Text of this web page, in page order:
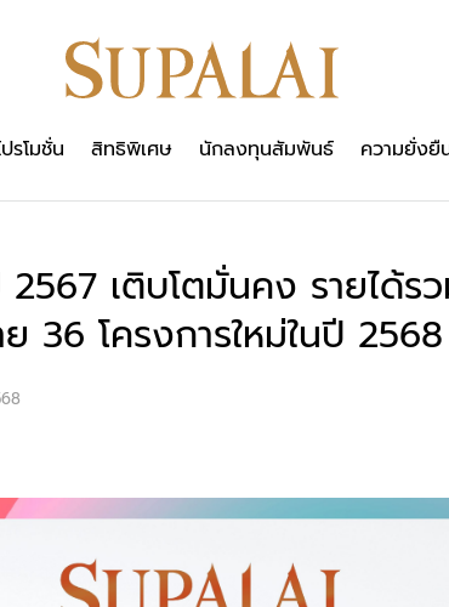
ปรโมชั่น สิทธิพิเศษ นักลงทุนสัมพันธ์ ความยั่งยื
เติบโตมั่นคง รายได้ร
36 โครงการใหม่ในปี 2568